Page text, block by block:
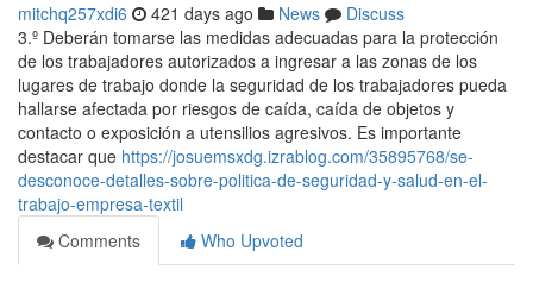
mitchq257xdi6 421 days ago News
Discuss
3.º Deberán tomarse las medidas adecuadas para la protección
de los trabajadores autorizados a ingresar a las zonas de los
lugares de trabajo donde la seguridad de los trabajadores pueda
hallarse afectada por riesgos de caída, caída de objetos y
contacto o exposición a utensilios agresivos. Es importante
destacar que https://josuemsxdg.izrablog.com/35895768/se-
desconoce-detalles-sobre-politica-de-seguridad-y-salud-en-el-
trabajo-empresa-textil
Comments
Who Upvoted